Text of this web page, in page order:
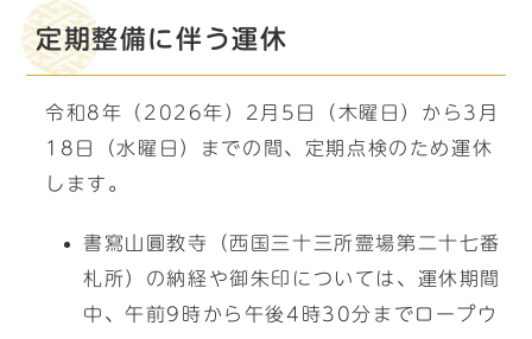
定期整備に伴う運休
令和8年（2026年）2月5日（木曜日）から3月
18日（水曜日）までの間、定期点検のため運休
します。
書寫山圓教寺（西国三十三所霊場第二十七番
札所）の納経や御朱印については、運休期間
中、午前9時から午後4時30分までロープウ